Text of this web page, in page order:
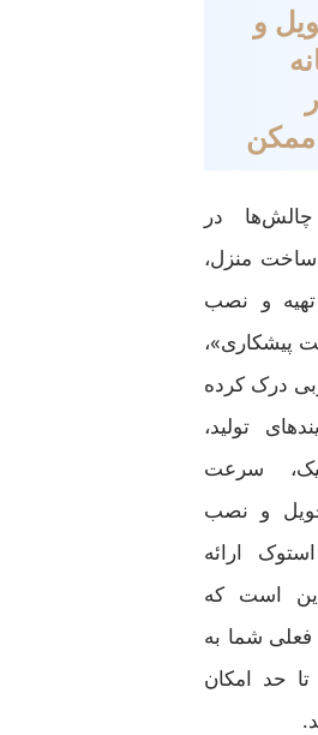
و
ممکن
در
ساخت منزل،
تهیه و نصب
پیشکاری»،
درک کرده
تولید،
سرعت
و نصب
ارائه
است که
فعلی شما به
حد امکان